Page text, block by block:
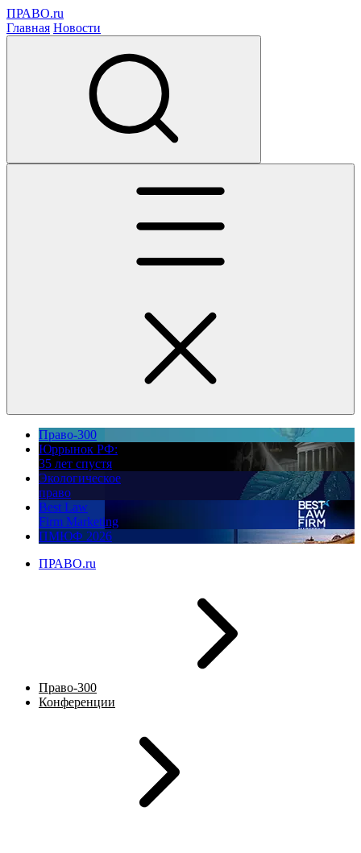
ПРАВО.ru
Главная Новости
Право-300
Юррынок РФ:
35 лет спустя
Экологическое
право
Best Law
Firm Marketing
ПМЮФ 2026
ПРАВО.ru
Право-300
Конференции